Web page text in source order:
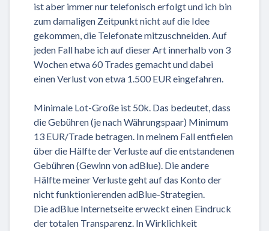
ist aber immer nur telefonisch erfolgt und ich bin
zum damaligen Zeitpunkt nicht auf die Idee
gekommen, die Telefonate mitzuschneiden. Auf
jeden Fall habe ich auf dieser Art innerhalb von 3
Wochen etwa 60 Trades gemacht und dabei
einen Verlust von etwa 1.500 EUR eingefahren.
Minimale Lot-Große ist 50k. Das bedeutet, dass
die Gebühren (je nach Währungspaar) Minimum
13 EUR/Trade betragen. In meinem Fall entfielen
über die Hälfte der Verluste auf die entstandenen
Gebühren (Gewinn von adBlue). Die andere
Hälfte meiner Verluste geht auf das Konto der
nicht funktionierenden adBlue-Strategien.
Die adBlue Internetseite erweckt einen Eindruck
der totalen Transparenz. In Wirklichkeit